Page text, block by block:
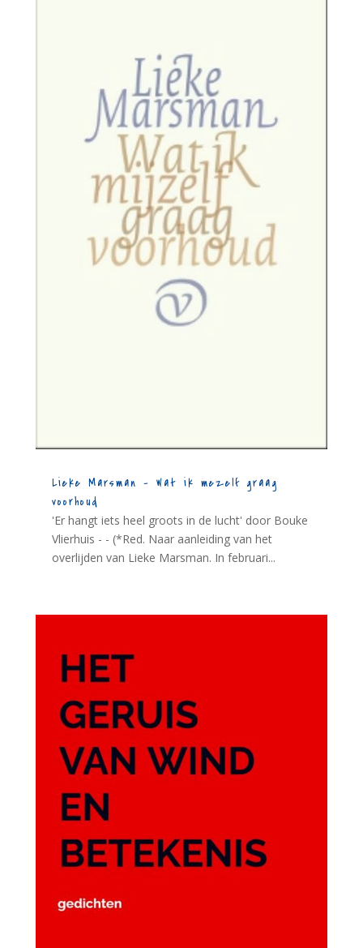
Lieke Marsman – Wat ik mezelf graag
voorhoud
'Er hangt iets heel groots in de lucht' door Bouke
Vlierhuis - - (*Red. Naar aanleiding van het
overlijden van Lieke Marsman. In februari...